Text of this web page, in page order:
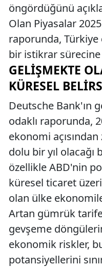
öngördüğünü
Olan Piyasalar
raporunda,
bir istikrar
GELIŞMEKTE
KÜRESEL
Deutsche Bank'ın
odaklı raporunda,
ekonomi
dolu bir yıl
özellikle ABD'nin
küresel ticaret
olan ülke
Artan gümrük
gevşeme
ekonomik riskler,
potansiyellerini